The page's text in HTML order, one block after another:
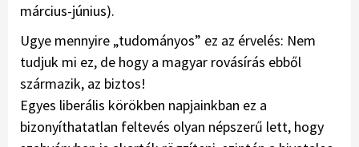
március-június).
Ugye mennyire „tudományos” ez az érvelés: Nem
tudjuk mi ez, de hogy a magyar rovásírás ebből
származik, az biztos!
Egyes liberális körökben napjainkban ez a
bizonyíthatatlan feltevés olyan népszerű lett, hogy